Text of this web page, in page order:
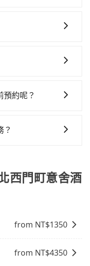
地人便漫天喊價或
負擔50元車資，而
的交通費用。
租乙還的服務，所
透過app預約tripool
元間，但
上，無論在價格或
到算時間的計時包
回電話確認。一天
旅車、或九人座箱
便宜不少，是不是
要求5年內新車，司
法，能有效降低空
行的情況比同行更
更佳。但tripool網
預訂價格越優，且
店，請儘早下訂以
除了可以快速依據
累積點數做現金回
空房，事後也不用
作。但有些較冷門
同時上架而發生超
飯店，不然就是還
能比民宿訂房網來
人工確認。假如不
約呢？
更優惠的價格。所
？
西門町意舍酒
from NT$1350
from NT$4350